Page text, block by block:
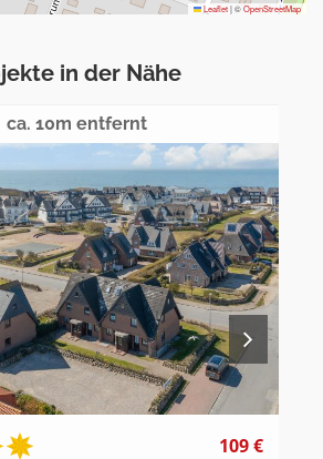
Leaflet|©OpenStreetMap
in der Nähe
ca. 10m entfernt
109 €